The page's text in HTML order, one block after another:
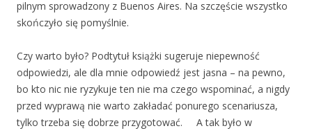
pilnym sprowadzony z Buenos Aires. Na szczęście wszystko
skończyło się pomyślnie.
Czy warto było? Podtytuł książki sugeruje niepewność
odpowiedzi, ale dla mnie odpowiedź jest jasna – na pewno,
bo kto nic nie ryzykuje ten nie ma czego wspominać, a nigdy
przed wyprawą nie warto zakładać ponurego scenariusza,
tylko trzeba się dobrze przygotować. A tak było w